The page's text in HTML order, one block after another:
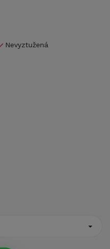
Nevyztužená